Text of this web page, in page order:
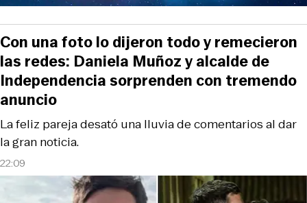
22:09
La feliz pareja desató una lluvia de comentarios al dar
la gran noticia.
Con una foto lo dijeron todo y remecieron
las redes: Daniela Muñoz y alcalde de
Independencia sorprenden con tremendo
anuncio